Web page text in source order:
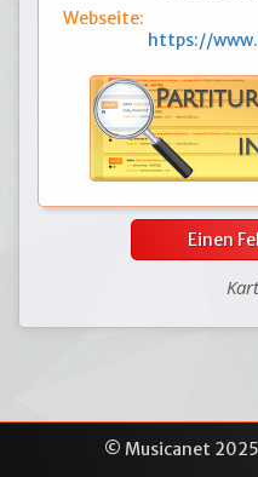
Webseite:
https://
Einen
© Musicanet 2025